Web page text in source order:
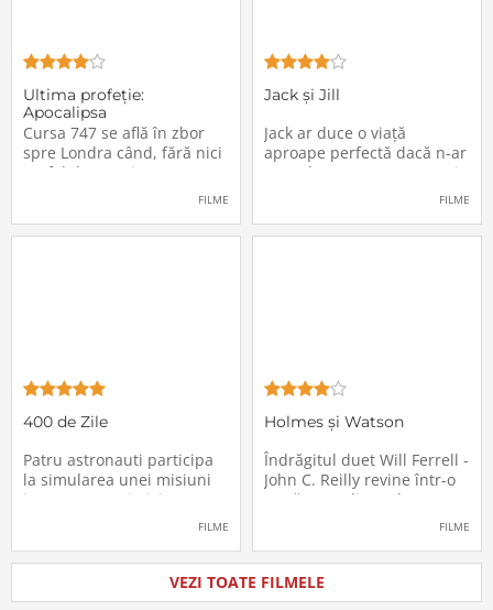
Ultima profeţie:
Apocalipsa
Cursa 747 se află în zbor
spre Londra când, fără nici
un fel de avertisment,
pasagerii încep să dispară
locurile lor. Teroarea și
FILME
Jack și Jill
Jack ar duce o viață
aproape perfectă dacă n-ar
avea de suportat o excepție
sărbători - sora lui
FILME
400 de Zile
Patru astronauti participa
la simularea unei misiuni
in care sunt trimisi pe o
psihologice pe care le are
calatoria in spatiu. Starea
mentala a astronautilor
FILME
Holmes și Watson
Îndrăgitul duet Will Ferrell -
John C. Reilly revine într-o
nouă comedie: Holmes &
Watson, povestea super-
Holmes și a asistentului
său, dr. Watson, inspirată
de romanul best-seller al
FILME
VEZI TOATE FILMELE